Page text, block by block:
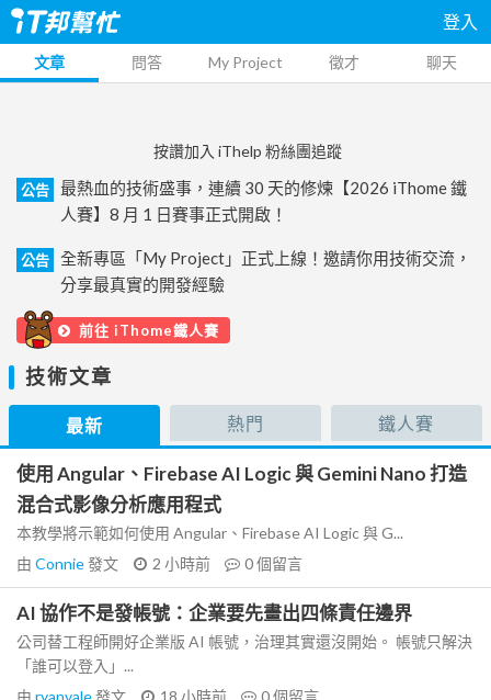
登入
文章 問答 My Project 徵才 聊天
按讚加入 iThelp 粉絲團追蹤
公告
最熱血的技術盛事，連續 30 天的修煉【2026 iThome 鐵
人賽】8 月 1 日賽事正式開啟！
公告
全新專區「My Project」正式上線！邀請你用技術交流，
分享最真實的開發經驗
前往 iThome鐵人賽
技術文章
最新 熱門 鐵人賽
使用 Angular、Firebase AI Logic 與 Gemini Nano 打造
混合式影像分析應用程式
本教學將示範如何使用 Angular、Firebase AI Logic 與 G...
由 Connie發文 2 小時前 0個留言
AI 協作不是發帳號：企業要先畫出四條責任邊界
公司替工程師開好企業版 AI 帳號，治理其實還沒開始。 帳號只解決
「誰可以登入」...
由 ryanvale發文 18 小時前 0個留言